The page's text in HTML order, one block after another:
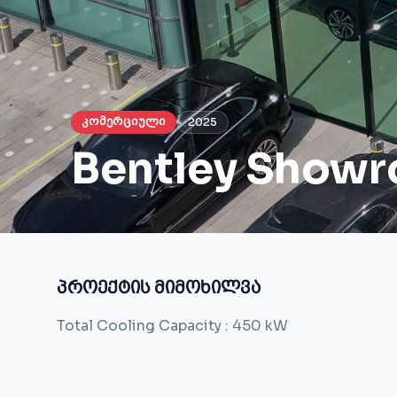
კომერციული 2025
Bentley
პროექტის მიმოხილვა
Total Cooling Capacity : 450 kW